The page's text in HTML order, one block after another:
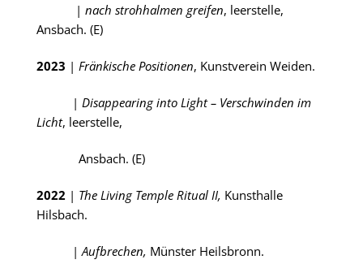
| nach strohhalmen greifen, leerstelle,
Ansbach. (E)
2023 | Fränkische Positionen, Kunstverein Weiden.
| Disappearing into Light – Verschwinden im
Licht, leerstelle,
Ansbach. (E)
2022 | The Living Temple Ritual II, Kunsthalle
Hilsbach.
| Aufbrechen, Münster Heilsbronn.